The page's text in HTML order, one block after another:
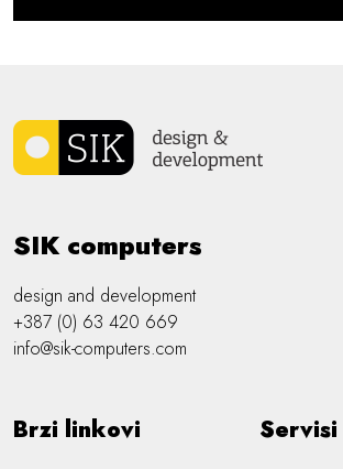
SIK computers
design and development
+387 (0) 63 420 669
info@sik-computers.com
Brzi linkovi Servisi